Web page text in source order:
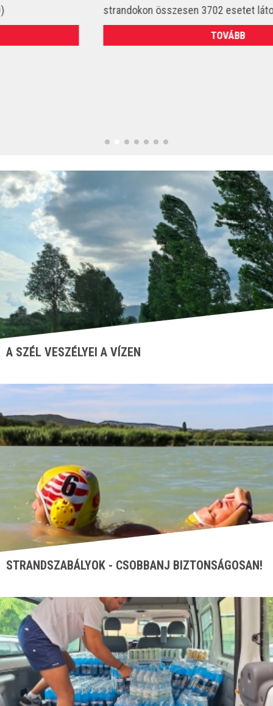
strandokon összesen 3702 esetet látott el. (VIDEÓ)
A SZÉL VESZÉLYEI A VÍZEN
STRANDSZABÁLYOK - CSOBBANJ BIZTONSÁGOSAN!